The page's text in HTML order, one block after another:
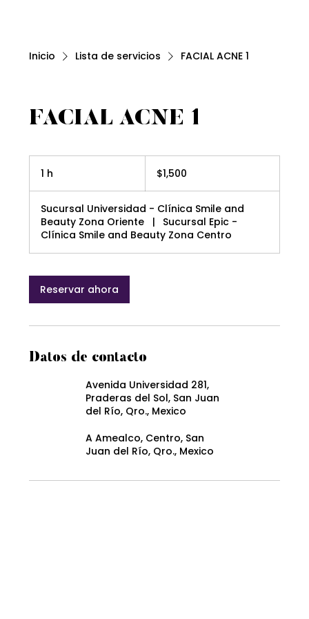
Inicio Lista de servicios FACIAL ACNE 1
FACIAL ACNE 1
1 h
mexicanos
$1,500
Sucursal Universidad - Clínica Smile and
Beauty Zona Oriente
|
Sucursal Epic -
Clínica Smile and Beauty Zona Centro
Reservar ahora
Datos de contacto
Avenida Universidad 281,
Praderas del Sol, San Juan
del Río, Qro., Mexico
A Amealco, Centro, San
Juan del Río, Qro., Mexico